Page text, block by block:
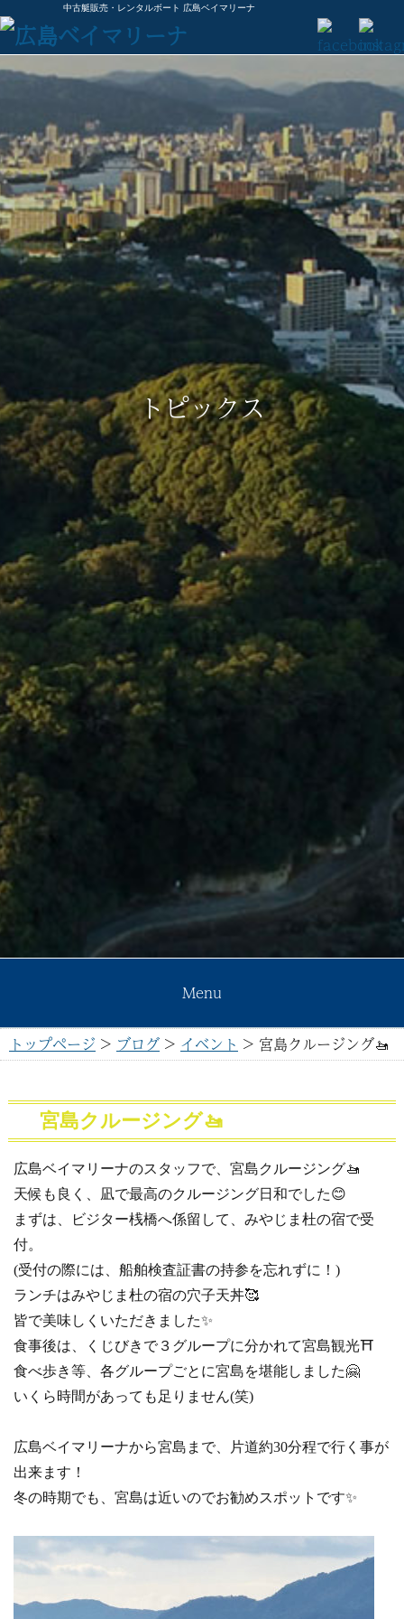
中古艇販売・レンタルボート 広島ベイマリーナ
トピックス
Menu
トップページ > ブログ > イベント > 宮島クルージング🚤
宮島クルージング🚤
広島ベイマリーナのスタッフで、宮島クルージング🚤
天候も良く、凪で最高のクルージング日和でした😊
まずは、ビジター桟橋へ係留して、みやじま杜の宿で受
付。
(受付の際には、船舶検査証書の持参を忘れずに！)
ランチはみやじま杜の宿の穴子天丼🥰
皆で美味しくいただきました✨
食事後は、くじびきで３グループに分かれて宮島観光⛩
食べ歩き等、各グループごとに宮島を堪能しました🤗
いくら時間があっても足りません(笑)
広島ベイマリーナから宮島まで、片道約30分程で行く事が
出来ます！
冬の時期でも、宮島は近いのでお勧めスポットです✨